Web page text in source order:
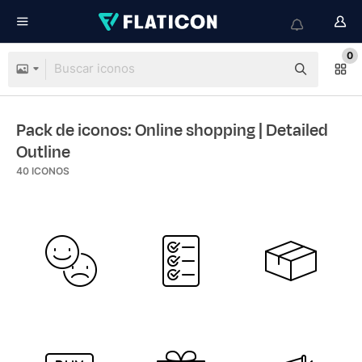
0
Pack de iconos: Online shopping| Detailed
Outline
40 ICONOS